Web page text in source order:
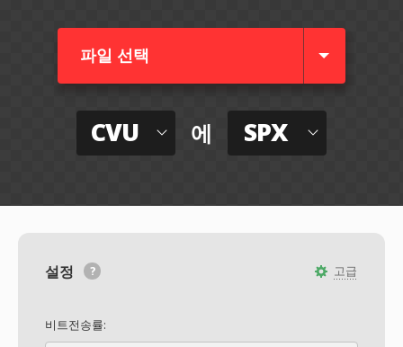
파일 선택
CVU 에 SPX
고급
설정
비트전송률: